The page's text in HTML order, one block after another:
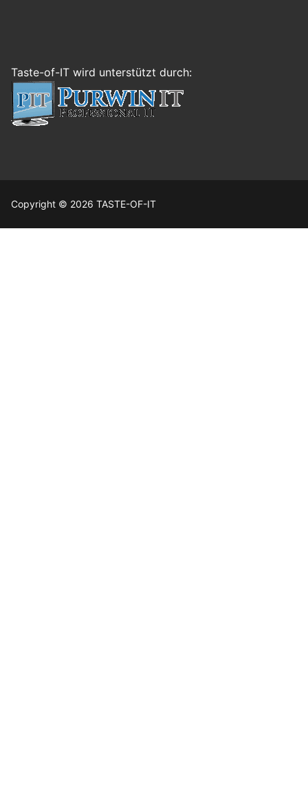
Taste-of-IT wird unterstützt durch:
Copyright © 2026 TASTE-OF-IT